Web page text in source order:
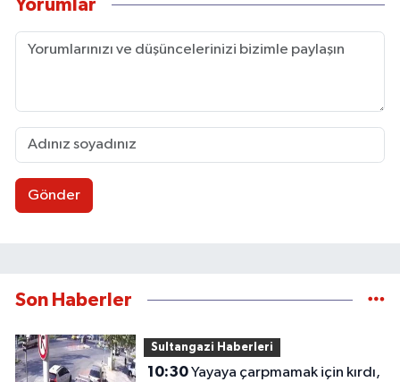
Yorumlar
Gönder
Son Haberler
Sultangazi Haberleri
10:30Yayaya çarpmamak için kırdı,